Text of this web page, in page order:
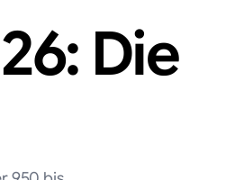
Die